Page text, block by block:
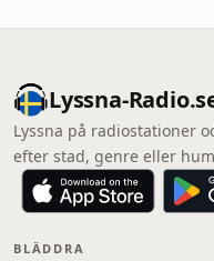
Lyssna-
Lyssna på radiostationer
efter stad, genre eller
BLÄDDRA